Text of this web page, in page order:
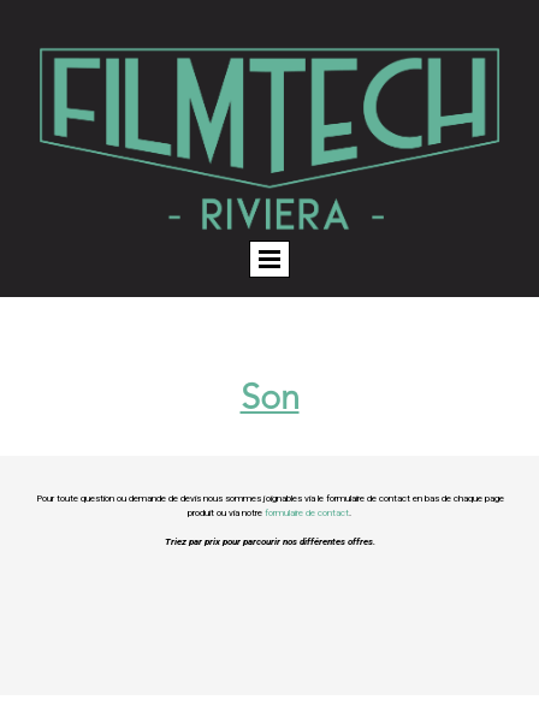
Son
Pour toute question ou demande de devis nous sommes joignables via le formulaire de contact en bas de chaque page
produit ou via notre formulaire de contact.
Triez par prix pour parcourir nos différentes offres.